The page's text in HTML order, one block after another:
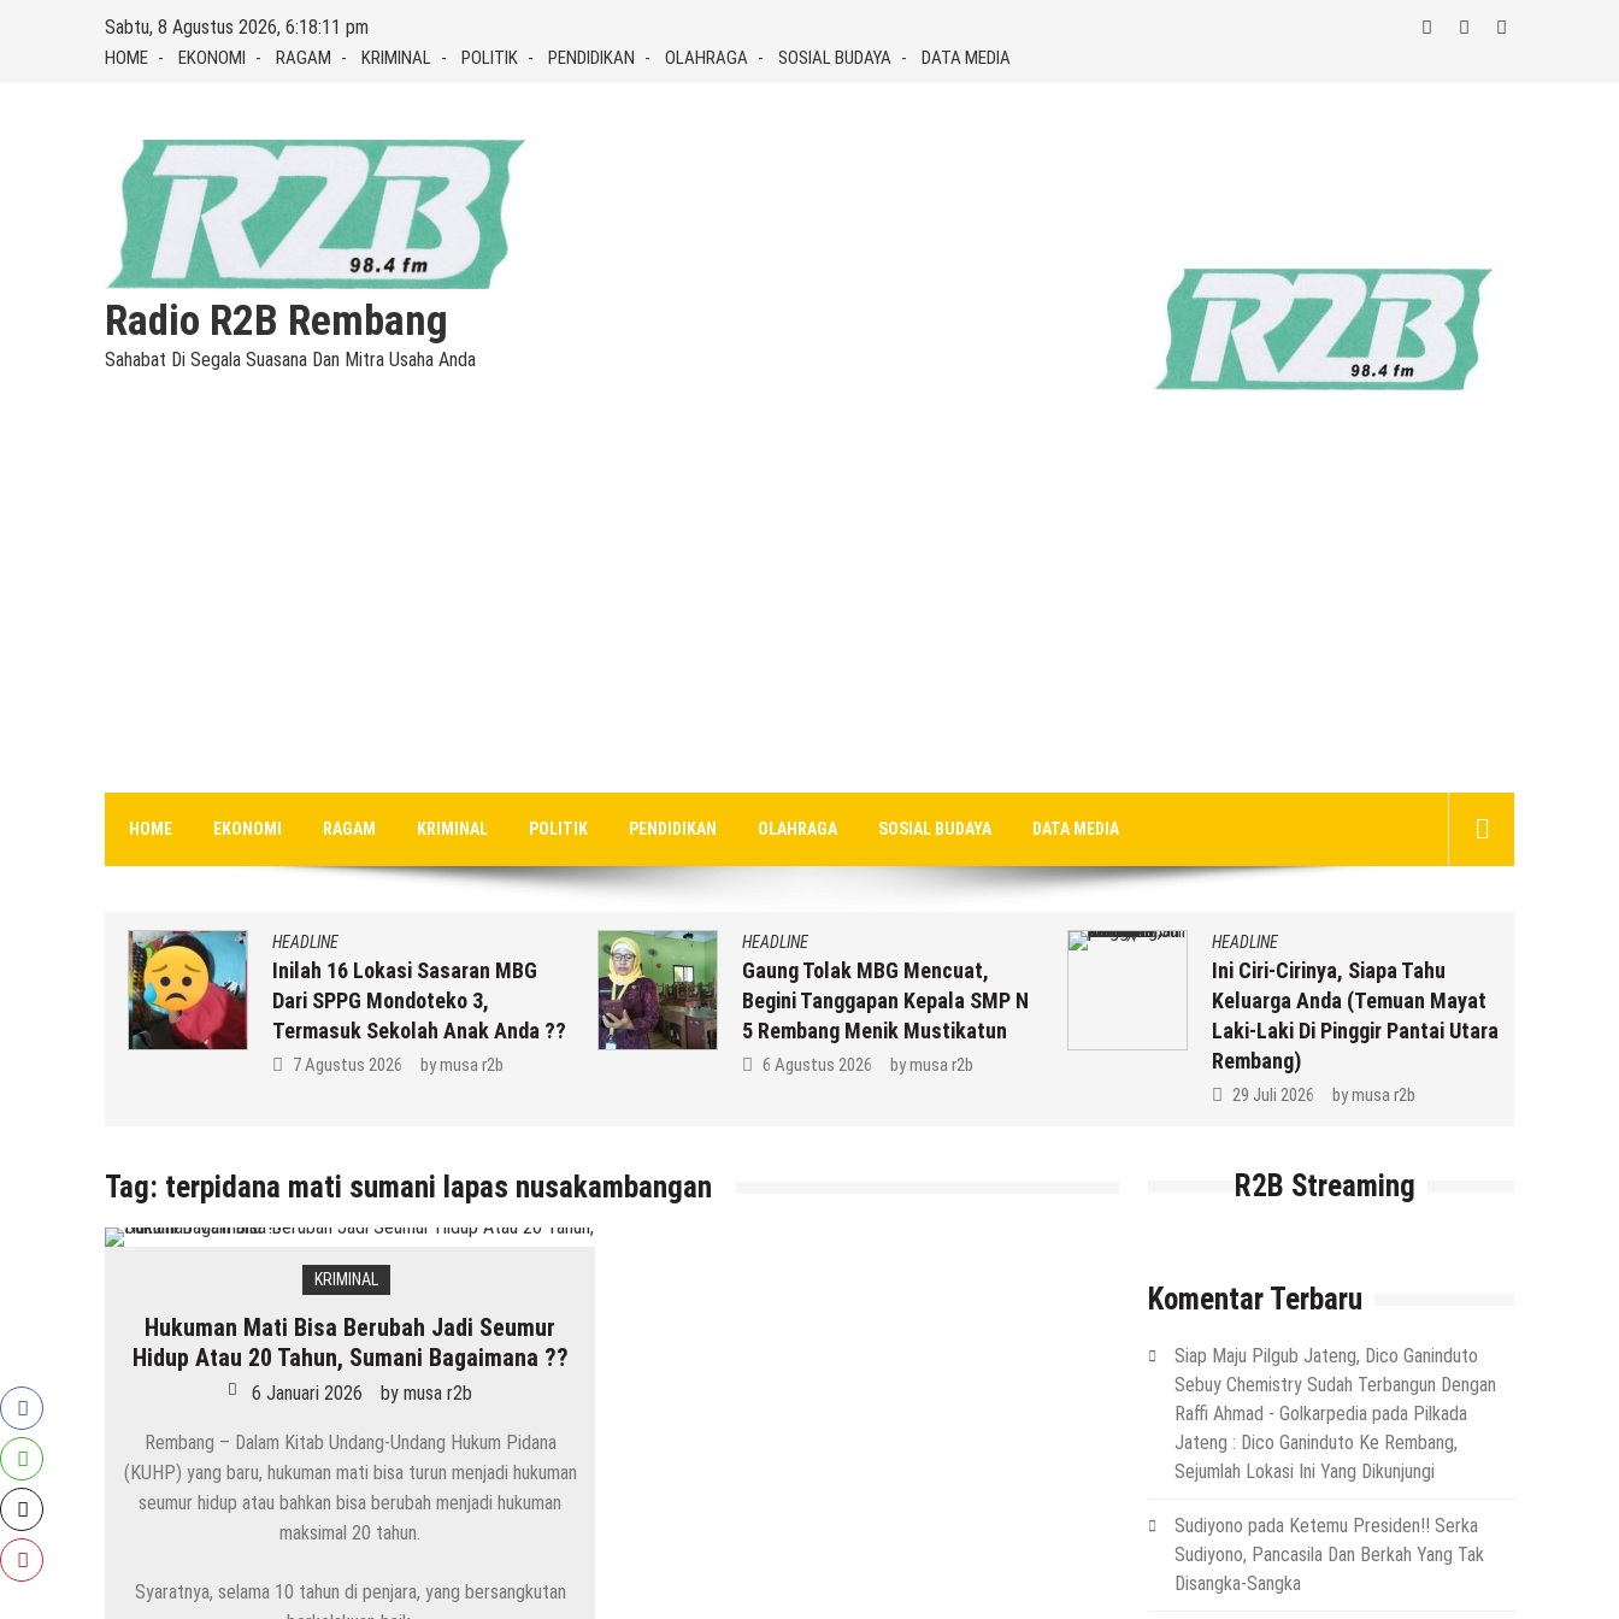
Sabtu, 8 Agustus 2026, 6:18:12 pm
HOME EKONOMI RAGAM KRIMINAL POLITIK PENDIDIKAN OLAHRAGA SOSIAL BUDAYA DATA MEDIA
Radio R2B Rembang
Sahabat Di Segala Suasana Dan Mitra Usaha Anda
HOME EKONOMI RAGAM KRIMINAL POLITIK PENDIDIKAN OLAHRAGA SOSIAL BUDAYA DATA MEDIA
HEADLINE
Inilah 16 Lokasi Sasaran MBG
Dari SPPG Mondoteko 3,
Termasuk Sekolah Anak Anda ??
7 Agustus 2026 bymusa r2b
HEADLINE
Gaung Tolak MBG Mencuat,
Begini Tanggapan Kepala SMP N
5 Rembang Menik Mustikatun
6 Agustus 2026 bymusa r2b
HEADLINE
Ini Ciri-Cirinya, Siapa Tahu
Keluarga Anda (Temuan Mayat
Laki-Laki Di Pinggir Pantai Utara
Rembang)
29 Juli 2026 bymusa r2b
Tag: terpidana mati sumani lapas nusakambangan
KRIMINAL
Hukuman Mati Bisa Berubah Jadi Seumur
Hidup Atau 20 Tahun, Sumani Bagaimana ??
6 Januari 2026 bymusa r2b
Rembang – Dalam Kitab Undang-Undang Hukum Pidana
(KUHP) yang baru, hukuman mati bisa turun menjadi hukuman
seumur hidup atau bahkan bisa berubah menjadi hukuman
maksimal 20 tahun.
Syaratnya, selama 10 tahun di penjara, yang bersangkutan
R2B Streaming
Komentar Terbaru
Siap Maju Pilgub Jateng, Dico Ganinduto
Sebuy Chemistry Sudah Terbangun Dengan
Raffi Ahmad - Golkarpedia pada Pilkada
Jateng : Dico Ganinduto Ke Rembang,
Sejumlah Lokasi Ini Yang Dikunjungi
Sudiyono pada Ketemu Presiden!! Serka
Sudiyono, Pancasila Dan Berkah Yang Tak
Disangka-Sangka